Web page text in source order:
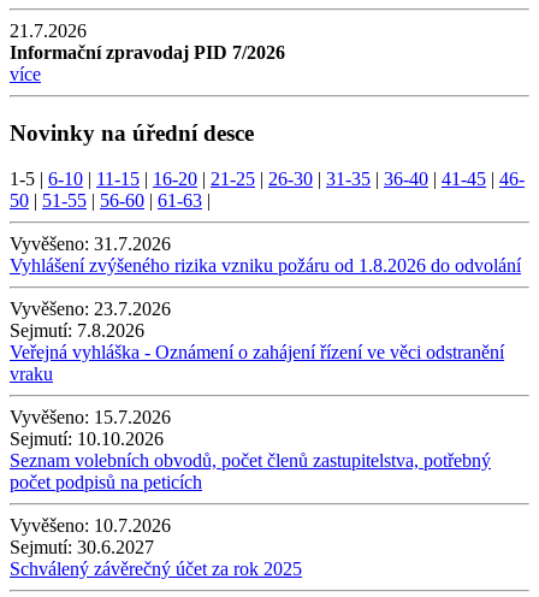
21.7.2026
Informační zpravodaj PID 7/2026
více
Novinky na úřední desce
1-5 6-10 11-15 16-20 21-25 26-30 31-35 36-40 41-45
46-
50
51-55 56-60 61-63
Vyvěšeno: 31.7.2026
Vyhlášení zvýšeného rizika vzniku požáru od 1.8.2026 do odvolání
Vyvěšeno: 23.7.2026
Sejmutí: 7.8.2026
Veřejná vyhláška - Oznámení o zahájení řízení ve věci odstranění
vraku
Vyvěšeno: 15.7.2026
Sejmutí: 10.10.2026
Seznam volebních obvodů, počet členů zastupitelstva, potřebný
počet podpisů na peticích
Vyvěšeno: 10.7.2026
Sejmutí: 30.6.2027
Schválený závěrečný účet za rok 2025